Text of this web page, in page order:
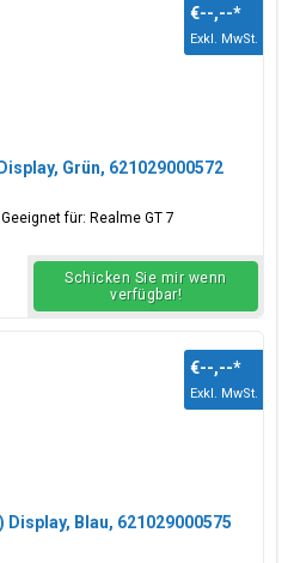
Grün, 621029000572
für: Realme GT 7
€--,--*
Exkl. MwSt.
Schicken Sie mir wenn
verfügbar!
Display, Blau, 621029000575
€--,--*
Exkl. MwSt.